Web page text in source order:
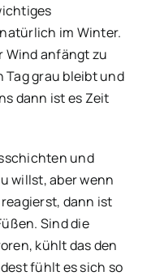
im Winter.
Wind anfängt zu
Tag grau bleibt und
dann ist es Zeit
und
willst, aber wenn
dann ist
Sind die
kühlt das den
fühlt es sich so